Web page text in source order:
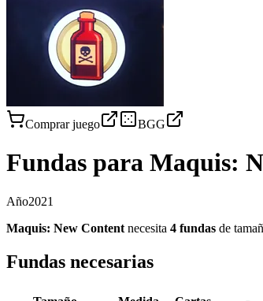
Comprar juego BGG
Fundas para Maquis:
Año2021
Maquis: New Content necesita 4 fundas de
Fundas necesarias